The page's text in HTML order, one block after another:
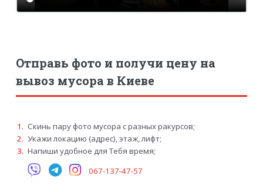
Отправь фото и получи цену на
вывоз мусора в Киеве
Скинь пару фото мусора с разных ракурсов;
Укажи локацию (адрес), этаж, лифт;
Напиши удобное для Тебя время;
067-137-47-57